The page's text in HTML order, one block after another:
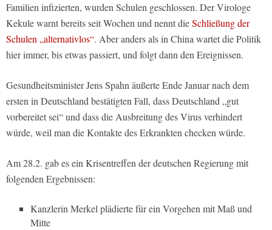
Familien infizierten, wurden Schulen geschlossen. Der Virologe
Kekule warnt bereits seit Wochen und nennt dieSchließung der
Schulen „alternativlos“. Aber anders als in China wartet die Politik
hier immer, bis etwas passiert, und folgt dann den Ereignissen.
Gesundheitsminister Jens Spahn äußerte Ende Januar nach dem
ersten in Deutschland bestätigten Fall, dass Deutschland „gut
vorbereitet sei“ und dass die Ausbreitung des Virus verhindert
würde, weil man die Kontakte des Erkrankten checken würde.
Am 28.2. gab es ein Krisentreffen der deutschen Regierung mit
folgenden Ergebnissen:
Kanzlerin Merkel plädierte für ein Vorgehen mit Maß und
Mitte